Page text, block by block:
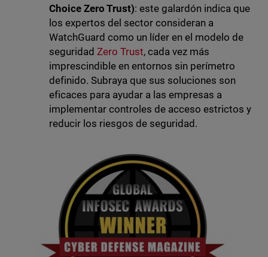
Choice Zero Trust): este galardón indica que
los expertos del sector consideran a
WatchGuard como un líder en el modelo de
seguridad Zero Trust, cada vez más
imprescindible en entornos sin perímetro
definido. Subraya que sus soluciones son
eficaces para ayudar a las empresas a
implementar controles de acceso estrictos y
reducir los riesgos de seguridad.